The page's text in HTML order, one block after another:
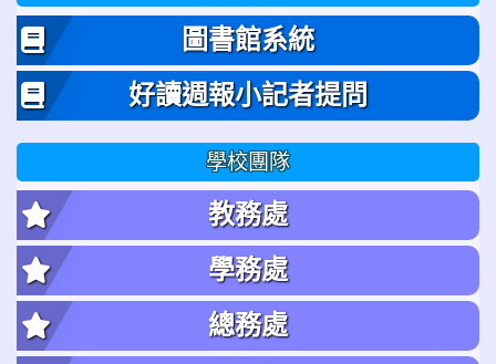
圖書館系統
好讀週報小記者提問
學校團隊
教務處
學務處
總務處